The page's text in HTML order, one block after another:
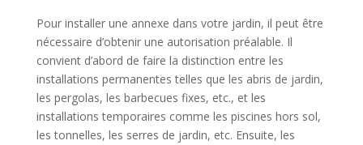
Pour installer une annexe dans votre jardin, il peut être
nécessaire d’obtenir une autorisation préalable. Il
convient d’abord de faire la distinction entre les
installations permanentes telles que les abris de jardin,
les pergolas, les barbecues fixes, etc., et les
installations temporaires comme les piscines hors sol,
les tonnelles, les serres de jardin, etc. Ensuite, les